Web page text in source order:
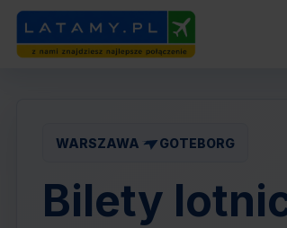
WARSZAWA GOTEBORG
Bilety